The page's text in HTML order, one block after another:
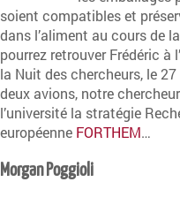
soient compatibles et
dans l’aliment au cours de
pourrez retrouver Frédéric à
la Nuit des chercheurs, le
deux avions, notre
l’université la stratégie
européenne FORTHEM…
Morgan Poggioli